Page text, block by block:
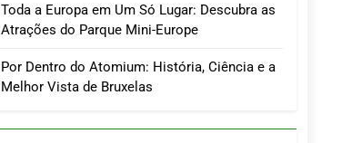
Toda a Europa em Um Só Lugar: Descubra as
Atrações do Parque Mini-Europe
Por Dentro do Atomium: História, Ciência e a
Melhor Vista de Bruxelas